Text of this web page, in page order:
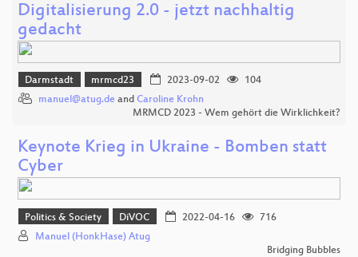
Digitalisierung 2.0 - jetzt nachhaltig
gedacht
Darmstadt mrmcd23 2023-09-02
104
manuel@atug.de and Caroline Krohn
MRMCD 2023 - Wem gehört die Wirklichkeit?
Keynote Krieg in Ukraine - Bomben statt
Cyber
Politics & Society DiVOC 2022-04-16
716
Manuel (HonkHase) Atug
Bridging Bubbles